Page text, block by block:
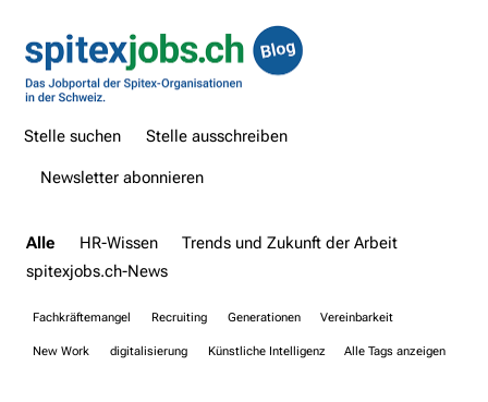
Stelle ausschreiben
Stelle suchen
Newsletter abonnieren
Alle HR-Wissen
Trends und Zukunft der Arbeit
spitexjobs.ch-News
Fachkräftemangel Recruiting Generationen Vereinbarkeit
New Work digitalisierung Künstliche Intelligenz Alle Tags anzeigen